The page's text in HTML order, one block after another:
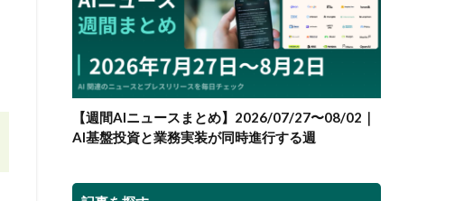
【週間AIニュースまとめ】2026/07/27〜08/02｜
AI基盤投資と業務実装が同時進行する週